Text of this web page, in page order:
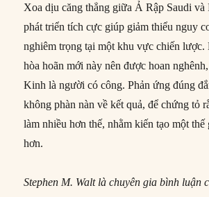
Xoa dịu căng thẳng giữa Ả Rập Saudi và
phát triển tích cực giúp giảm thiểu nguy
nghiêm trọng tại một khu vực chiến lược.
hòa hoãn mới này nên được hoan
Kinh là người có công. Phản ứng đúng
không phàn nàn về kết quả, để chứng tỏ
làm nhiều hơn thế, nhằm kiến tạo một thế
hơn.
Stephen M. Walt là chuyên gia bình luận